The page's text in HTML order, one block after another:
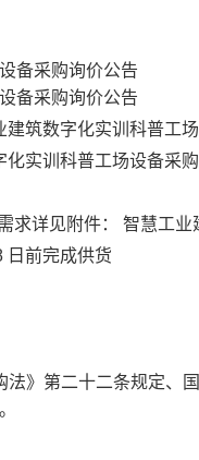
备采购询价公告
备采购询价公告
建筑数字化实训科普工
化实训科普工场设备采购
求详见附件： 智慧工业
日前完成供货
法》第二十二条规定、